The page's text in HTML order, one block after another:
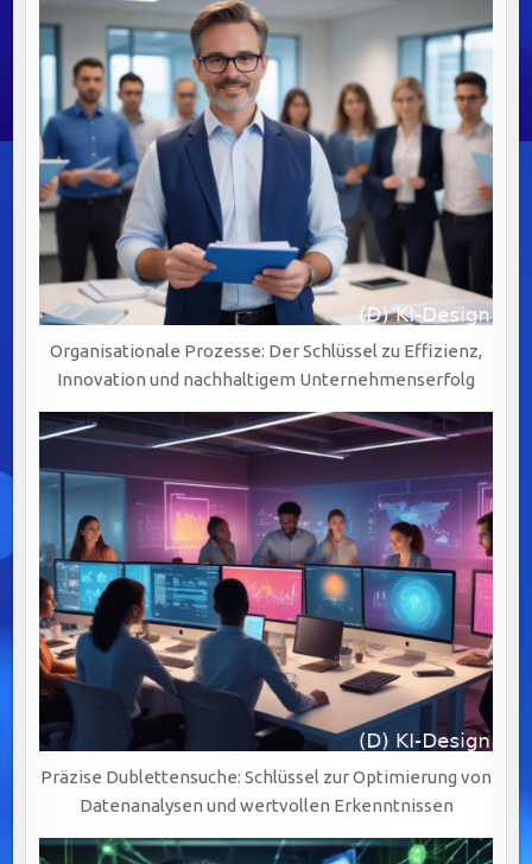
Organisationale Prozesse: Der Schlüssel zu Effizienz,
Innovation und nachhaltigem Unternehmenserfolg
Präzise Dublettensuche: Schlüssel zur Optimierung von
Datenanalysen und wertvollen Erkenntnissen